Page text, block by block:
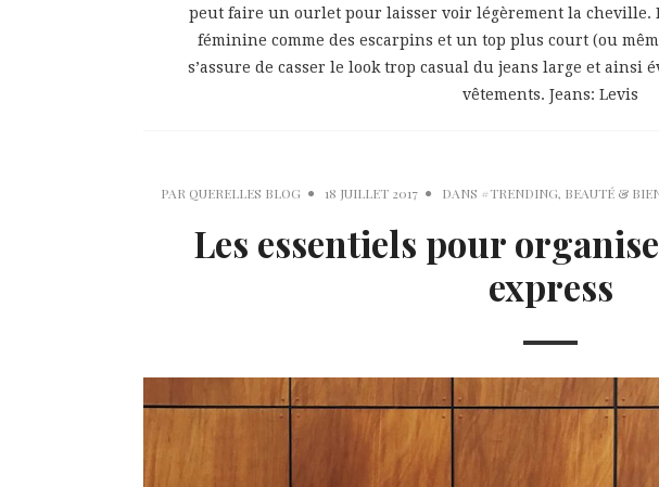
peut faire un ourlet pour laisser voir légèrement la cheville.
féminine comme des escarpins et un top plus court (ou
s’assure de casser le look trop casual du jeans large et ainsi
vêtements. Jeans: Levis
PAR QUERELLES BLOG 18 JUILLET 2017 DANS #TRENDING, BEAUTÉ &
Les essentiels pour
express